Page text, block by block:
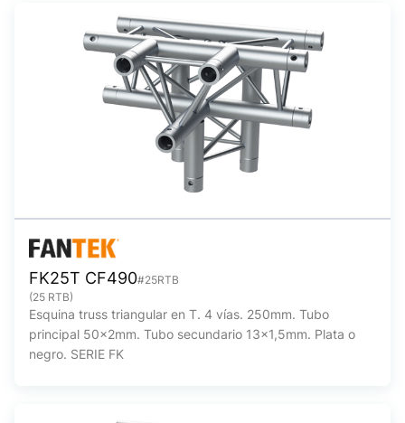
FK25T CF490#25RTB
(25 RTB)
Esquina truss triangular en T. 4 vías. 250mm. Tubo
principal 50x2mm. Tubo secundario 13x1,5mm. Plata o
negro. SERIE FK